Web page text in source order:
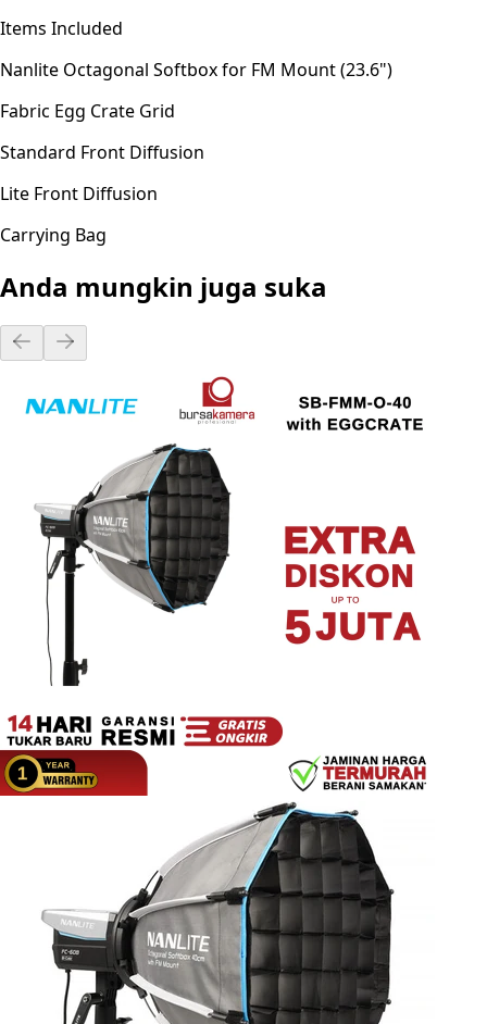
Items Included
Nanlite Octagonal Softbox for FM Mount (23.6")
Fabric Egg Crate Grid
Standard Front Diffusion
Lite Front Diffusion
Carrying Bag
Anda mungkin juga suka